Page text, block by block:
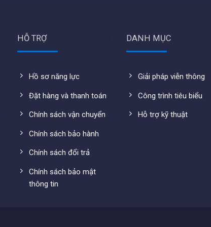
HỖ TRỢ
Hồ sơ năng lực
Đặt hàng và thanh toán
Chính sách vận chuyển
Chính sách bảo hành
Chính sách đổi trả
Chính sách bảo mật
thông tin
DANH MỤC
Giải pháp viễn thông
Công trình tiêu biểu
Hỗ trợ kỹ thuật